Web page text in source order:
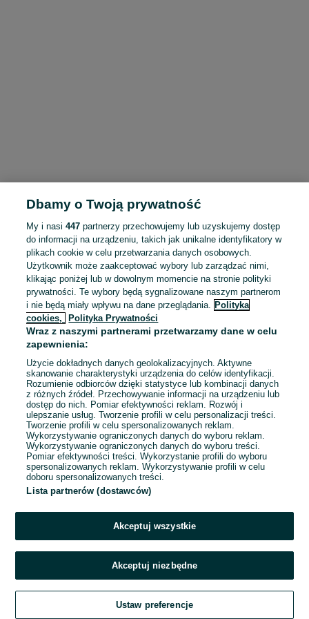
To ogłoszenie nie jest już dostępne
Przejdź na stronę główną
Dbamy o Twoją prywatność
My i nasi447 partnerzy przechowujemy lub uzyskujemy dostęp
do informacji na urządzeniu, takich jak unikalne identyfikatory w
plikach cookie w celu przetwarzania danych osobowych.
Użytkownik może zaakceptować wybory lub zarządzać nimi,
klikając poniżej lub w dowolnym momencie na stronie polityki
prywatności. Te wybory będą sygnalizowane naszym partnerom
i nie będą miały wpływu na dane przeglądania. Polityka
cookies,
Polityka Prywatności
Wraz z naszymi partnerami przetwarzamy dane w celu
zapewnienia:
Użycie dokładnych danych geolokalizacyjnych. Aktywne
skanowanie charakterystyki urządzenia do celów identyfikacji.
Rozumienie odbiorców dzięki statystyce lub kombinacji danych
z różnych źródeł. Przechowywanie informacji na urządzeniu lub
dostęp do nich. Pomiar efektywności reklam. Rozwój i
ulepszanie usług. Tworzenie profili w celu personalizacji treści.
Tworzenie profili w celu spersonalizowanych reklam.
Wykorzystywanie ograniczonych danych do wyboru reklam.
Wykorzystywanie ograniczonych danych do wyboru treści.
Pomiar efektywności treści. Wykorzystanie profili do wyboru
spersonalizowanych reklam. Wykorzystywanie profili w celu
doboru spersonalizowanych treści.
Lista partnerów (dostawców)
Akceptuj wszystkie
Akceptuj niezbędne
Ustaw preferencje